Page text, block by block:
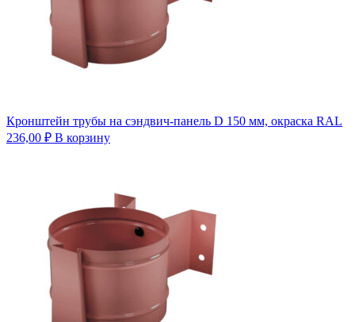
Кронштейн трубы на сэндвич-панель D 150 мм, окраска RAL
236,00 ₽ В корзину